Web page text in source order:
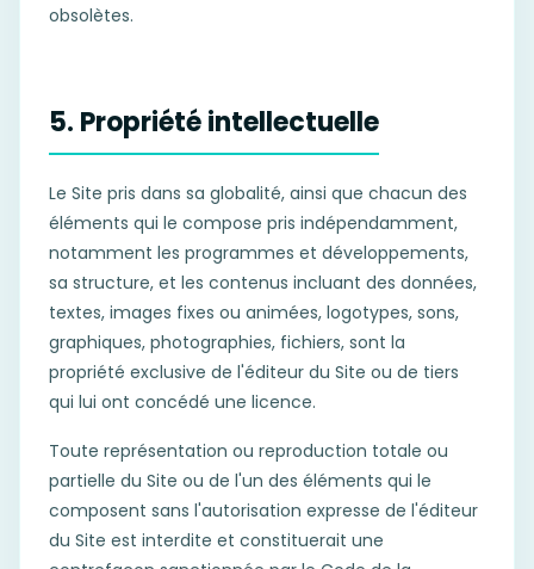
obsolètes.
5. Propriété intellectuelle
Le Site pris dans sa globalité, ainsi que chacun des
éléments qui le compose pris indépendamment,
notamment les programmes et développements,
sa structure, et les contenus incluant des données,
textes, images fixes ou animées, logotypes, sons,
graphiques, photographies, fichiers, sont la
propriété exclusive de l'éditeur du Site ou de tiers
qui lui ont concédé une licence.
Toute représentation ou reproduction totale ou
partielle du Site ou de l'un des éléments qui le
composent sans l'autorisation expresse de l'éditeur
du Site est interdite et constituerait une